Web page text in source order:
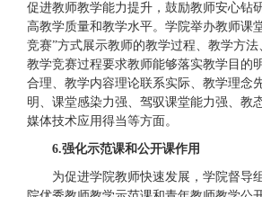
促进教师教学能力提升，鼓励教师安心钻
高教学质量和教学水平。学院举办教师课
竞赛”方式展示教师的教学过程、教学方法
教学竞赛过程要求教师能够落实教学目的
合理、教学内容理论联系实际、教学理念
明、课堂感染力强、驾驭课堂能力强、教
媒体技术应用得当等方面。
6.强化示范课和公开课作用
为促进学院教师快速发展，学院督导